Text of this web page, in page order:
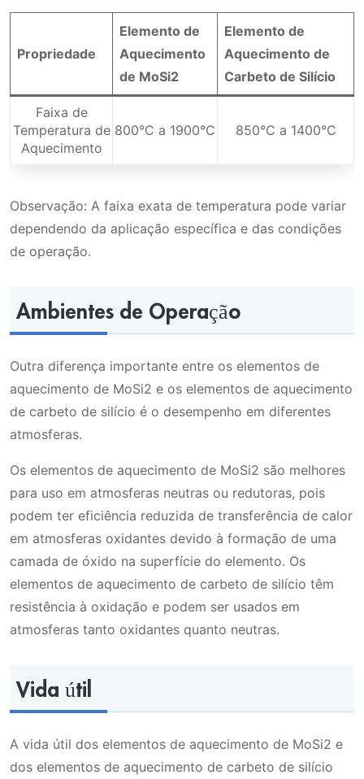
Propriedade
Elemento de
Aquecimento
de MoSi2
Elemento de
Aquecimento de
Carbeto de Silício
Faixa de
Temperatura de
Aquecimento
800°C a 1900°C 850°C a 1400°C
Observação: A faixa exata de temperatura pode variar
dependendo da aplicação específica e das condições
de operação.
Ambientes de Operação
Outra diferença importante entre os elementos de
aquecimento de MoSi2 e os elementos de aquecimento
de carbeto de silício é o desempenho em diferentes
atmosferas.
Os elementos de aquecimento de MoSi2 são melhores
para uso em atmosferas neutras ou redutoras, pois
podem ter eficiência reduzida de transferência de calor
em atmosferas oxidantes devido à formação de uma
camada de óxido na superfície do elemento. Os
elementos de aquecimento de carbeto de silício têm
resistência à oxidação e podem ser usados em
atmosferas tanto oxidantes quanto neutras.
Vida útil
A vida útil dos elementos de aquecimento de MoSi2 e
dos elementos de aquecimento de carbeto de silício